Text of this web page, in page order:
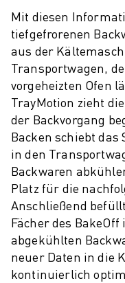
Mit diesen
tiefgefrorenen
aus der
Transportwagen,
vorgeheizten Ofen
TrayMotion zieht
der Backvorgang
Backen schiebt das
in den
Backwaren
Platz für die
Anschließend
Fächer des
abgekühlten
neuer Daten in die
kontinuierlich